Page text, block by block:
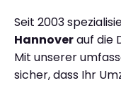
Seit 2003
Hannoverauf die
Mit unserer
sicher, dass Ihr